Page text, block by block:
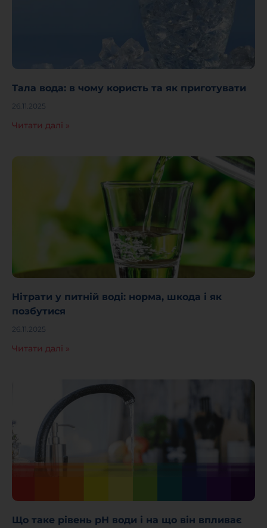
Тала вода: в чому користь та як приготувати
26.11.2025
Читати далі »
Нітрати у питній воді: норма, шкода і як
позбутися
26.11.2025
Читати далі »
Що таке рівень pH води і на що він впливає